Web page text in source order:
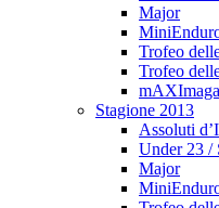
Major
Trofeo
Trofeo
Stagione 2013
Assoluti
Under 23 /
Major